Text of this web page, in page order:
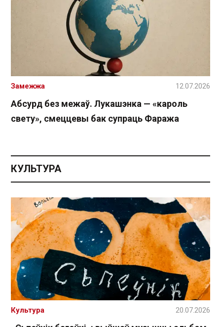
Абсурд без межаў. Лукашэнка — «кароль
свету», смеццевы бак супраць Фаража
Замежжа 12.07.2026
КУЛЬТУРА
Культура 20.07.2026